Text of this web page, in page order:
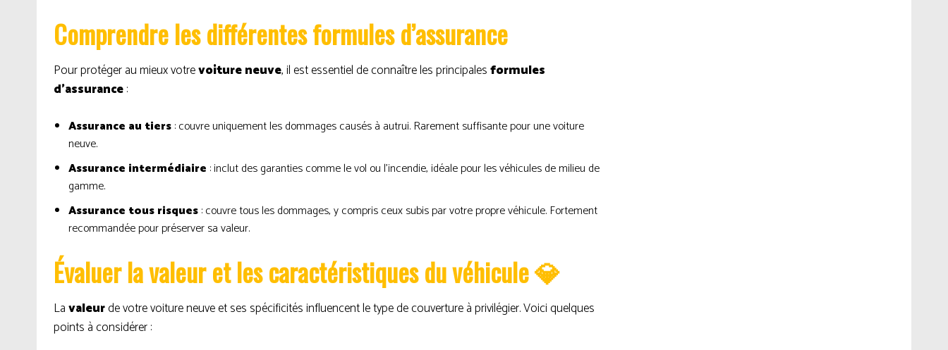
Comprendre les différentes formules d’assurance
Pour protéger au mieux votrevoiture neuve, il est essentiel de connaître les principalesformules
d’assurance:
Assurance au tiers: couvre uniquement les dommages causés à autrui. Rarement suffisante pour une voiture
neuve.
Assurance intermédiaire : inclut des garanties comme le vol ou l’incendie, idéale pour les véhicules de milieu de
gamme.
Assurance tous risques: couvre tous les dommages, y compris ceux subis par votre propre véhicule. Fortement
recommandée pour préserver sa valeur.
Évaluer la valeur et les caractéristiques du véhicule 💎
Lavaleurde votre voiture neuve et ses spécificités influencent le type de couverture à privilégier. Voici quelques
points à considérer :